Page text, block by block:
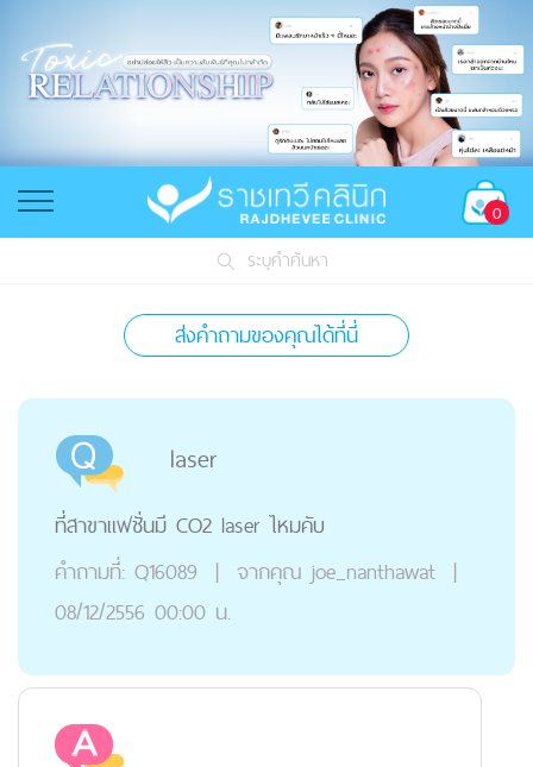
0
ระบุคำค้นหา
ส่งคำถามของคุณได้ที่นี่
laser
ที่สาขาแฟชั่นมี CO2 laser ไหมคับ
คำถามที่: Q16089 | จากคุณ joe_nanthawat |
08/12/2556 00:00 น.